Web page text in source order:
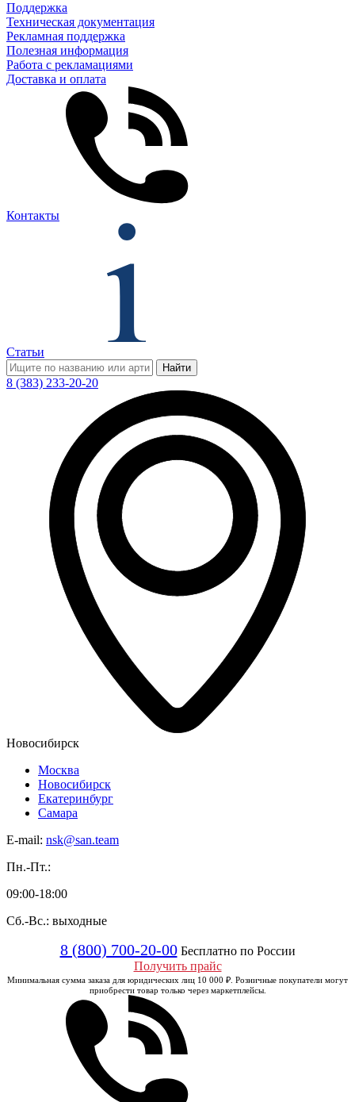
Поддержка
Техническая документация
Рекламная поддержка
Полезная информация
Работа с рекламациями
Доставка и оплата
Контакты
Статьи
Найти
8 (383) 233-20-20
Новосибирск
Москва
Новосибирск
Екатеринбург
Самара
E-mail: nsk@san.team
Пн.-Пт.:
09:00-18:00
Сб.-Вс.: выходные
8 (800) 700-20-00 Бесплатно по России
Получить прайс
Минимальная сумма заказа для юридических лиц 10 000 ₽. Розничные покупатели могут
приобрести товар только через маркетплейсы.